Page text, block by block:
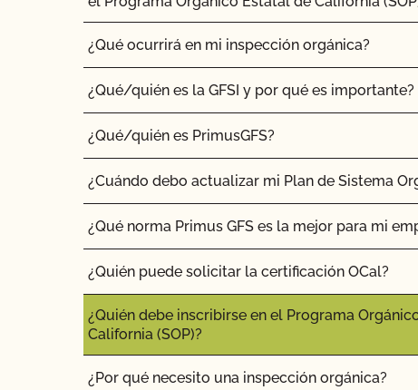
¿Qué ocurrirá en mi inspección orgánica?
¿Qué/quién es la GFSI y por qué es importante?
¿Qué/quién es PrimusGFS?
¿Cuándo debo actualizar mi Plan de Sistema
¿Qué norma Primus GFS es la mejor para mi
¿Quién puede solicitar la certificación OCal?
¿Quién debe inscribirse en el Programa
California (SOP)?
¿Por qué necesito una inspección orgánica?